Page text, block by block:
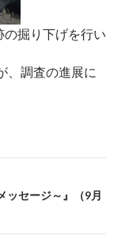
掘り下げを行い
、調査の進展に
ッセージ～』（9月